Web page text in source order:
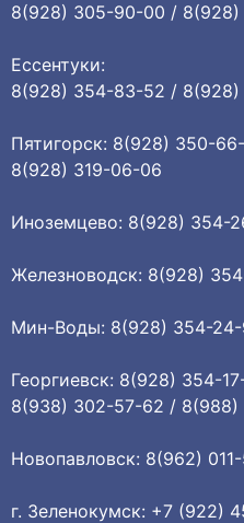
8(928) 305-90-00 /
Ессентуки:
8(928) 354-83-52 / 8(928)
Пятигорск: 8(928) 350-
8(928) 319-06-06
Иноземцево: 8(928) 354-
Железноводск: 8(928)
Мин-Воды: 8(928) 354-
Георгиевск: 8(928) 354-
8(938) 302-57-62 / 8(988)
Новопавловск: 8(962) 011-
г. Зеленокумск: +7 (922)